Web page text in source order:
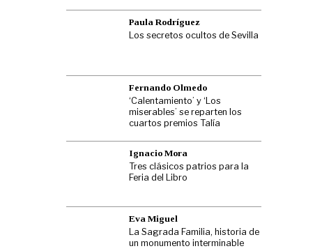
Paula Rodríguez
Los secretos ocultos de Sevilla
Fernando Olmedo
‘Calentamiento’ y ‘Los
miserables’ se reparten los
cuartos premios Talía
Ignacio Mora
Tres clásicos patrios para la
Feria del Libro
Eva Miguel
La Sagrada Familia, historia de
un monumento interminable